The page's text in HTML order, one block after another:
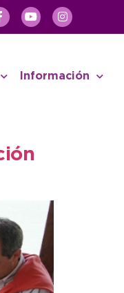
Información